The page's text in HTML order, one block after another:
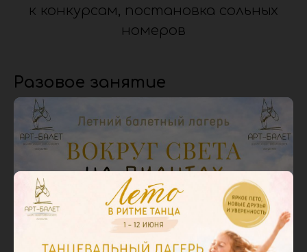
к конкурсам, постановка сольных
номеров
Разовое занятие
3190 руб.
Абонемент на 4 занятия
11950 руб.